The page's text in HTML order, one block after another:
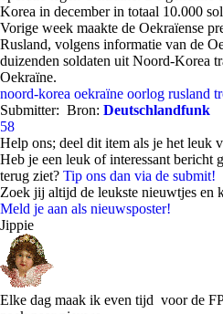
Korea in december in totaal 10.000
Vorige week maakte de Oekraïense
Rusland, volgens informatie van de
duizenden soldaten uit Noord-Korea
Oekraïne.
noord-korea oekraïne oorlog rusland
Submitter: Bron: Deutschlandfunk
58
Help ons; deel dit item als je het leuk
Heb je een leuk of interessant bericht
terug ziet? Tip ons dan via de submit!
Zoek jij altijd de leukste nieuwtjes en
Meld je aan als nieuwsposter!
Jippie
Elke dag maak ik even tijd voor de